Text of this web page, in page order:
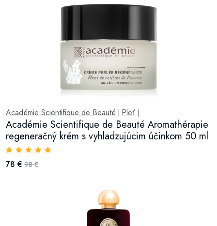
Académie Scientifique de Beauté Pleť
Académie Scientifique de Beauté Aromathérapie
regeneračný krém s vyhladzujúcim účinkom 50 ml
78 € 98 €